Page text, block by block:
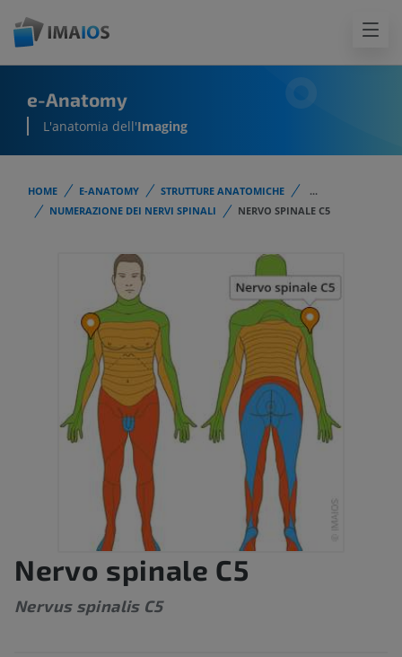
e-Anatomy
L'anatomia dell'Imaging
HOME E-ANATOMY STRUTTURE ANATOMICHE
...
NUMERAZIONE DEI NERVI SPINALI
NERVO SPINALE C5
Nervo spinale C5
Nervus spinalis C5